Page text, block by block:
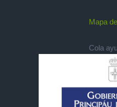
Mapa
Cola